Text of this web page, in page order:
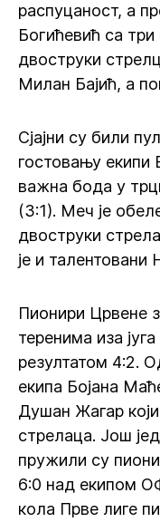
распуцаност, а
Богићевић са три
двоструки
Милан Бајић, а
Сјајни су били
гостовању екипи
важна бода у
(3:1). Меч је
двоструки
је и талентовани
Пионири Црвене
теренима иза
резултатом 4:2.
екипа Бојана
Душан Жагар
стрелаца. Још
пружили су
6:0 над екипом
кола Прве лиге